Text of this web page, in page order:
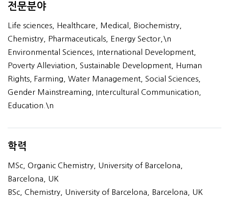
전문분야
Life sciences, Healthcare, Medical, Biochemistry,
Chemistry, Pharmaceuticals, Energy Sector,\n
Environmental Sciences, International Development,
Poverty Alleviation, Sustainable Development, Human
Rights, Farming, Water Management, Social Sciences,
Gender Mainstreaming, Intercultural Communication,
Education.\n
학력
MSc, Organic Chemistry, University of Barcelona,
Barcelona, UK
BSc, Chemistry, University of Barcelona, Barcelona, UK